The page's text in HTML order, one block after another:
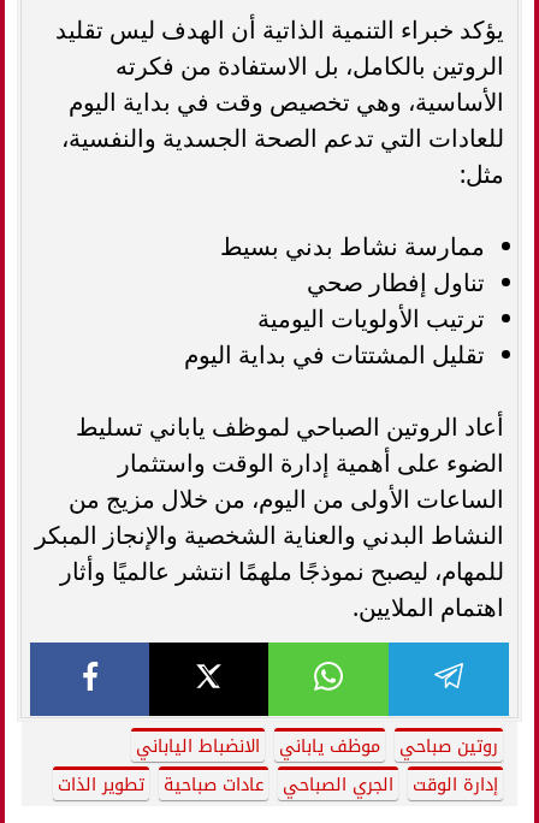
يؤكد خبراء التنمية الذاتية أن الهدف ليس تقليد
الروتين بالكامل، بل الاستفادة من فكرته
الأساسية، وهي تخصيص وقت في بداية اليوم
للعادات التي تدعم الصحة الجسدية والنفسية،
مثل:
ممارسة نشاط بدني بسيط
تناول إفطار صحي
ترتيب الأولويات اليومية
تقليل المشتتات في بداية اليوم
أعاد الروتين الصباحي لموظف ياباني تسليط
الضوء على أهمية إدارة الوقت واستثمار
الساعات الأولى من اليوم، من خلال مزيج من
النشاط البدني والعناية الشخصية والإنجاز المبكر
للمهام، ليصبح نموذجًا ملهمًا انتشر عالميًا وأثار
اهتمام الملايين.
روتين صباحي موظف ياباني
الانضباط الياباني
إدارة الوقت
الجري الصباحي عادات صباحية تطوير الذات